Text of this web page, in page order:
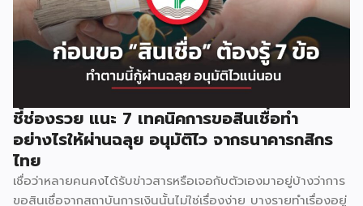
ชอบของฟรี การจัดโปรโมชั่นแบบซื้อ 1 ฟรี 1 หรือ ซื้อ 2 ฟรี 1 จะ
ช่วยกระตุ้นความอยากซื้อของลูกค้าได้ดีมากๆ เพราะลูกค้าจะรู้สึก
ว่าคุ้มค่า ประหยัดจริง จนลูกค้าบางรายอาจเปลี่ยนยีห้อสินค้าที่
เคยอยู่ประจำ มาซื้อสินค้ายี่ห้อใหม่ที่มีโปรโมชั่นเลยก้ได้ 3.มีของ
แถม การใช้ของแถมก็เป็นอีกวิธีที่นิยมใช้กันทั่วไป ซึ่งวิธีนี้สามารถ
ช่วยในเรื่องของการโปรโมทสินค้าใหม่ไปในตัวเลยก็ได้ ยกตัวอย่าง
ซื้อแชมพูสูตรธรรมดา แถมแชมพูสูตรใหม่ ขนาดทดลองให้ไปใช้
กันฟรีๆ 4.ชิงโชครับรางวัล ในบางครั้งอาจจะมีการจับฉลากให้
รางวัลแก่ลูกค้า และให้ลูกค้าถ่ายภาพกับสินค้าที่ขยายให้มีขนาด
ใหญ่เพื่อทำประชาสัมพันธ์ เหมาะสำหรับสินค้าที่หรูหรา […]
ชี้ช่องรวย แนะ 7 เทคนิคการขอสินเชื่อทำ
อย่างไรให้ผ่านฉลุย อนุมัติไว จากธนาคารกสิกร
ไทย
เชื่อว่าหลายคนคงได้รับข่าวสารหรือเจอกับตัวเองมาอยู่บ้างว่าการ
ขอสินเชื่อจากสถาบันการเงินนั้นไม่ใช่เรื่องง่าย บางรายทำเรื่องอยู่